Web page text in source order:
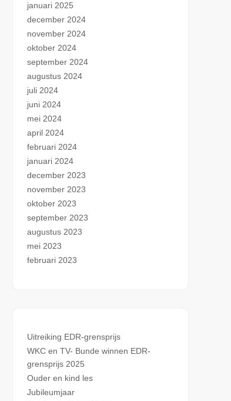
januari 2025
december 2024
november 2024
oktober 2024
september 2024
augustus 2024
juli 2024
juni 2024
mei 2024
april 2024
februari 2024
januari 2024
december 2023
november 2023
oktober 2023
september 2023
augustus 2023
mei 2023
februari 2023
Uitreiking EDR-grensprijs
WKC en TV- Bunde winnen EDR-
grensprijs 2025
Ouder en kind les
Jubileumjaar